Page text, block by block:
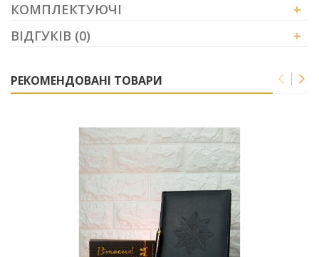
КОМПЛЕКТУЮЧІ
+
ВІДГУКІВ (0)
+
РЕКОМЕНДОВАНІ ТОВАРИ